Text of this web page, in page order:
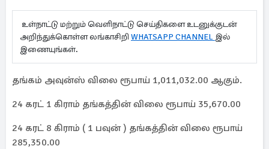
உள்நாட்டு மற்றும் வெளிநாட்டு செய்திகளை உடனுக்குடன்
அறிந்துக்கொள்ள லங்காசிறி WHATSAPP CHANNEL இல்
இணையுங்கள்.
தங்கம் அவுன்ஸ் விலை ரூபாய் 1,011,032.00 ஆகும்.
24 கரட் 1 கிராம் தங்கத்தின் விலை ரூபாய் 35,670.00
24 கரட் 8 கிராம் ( 1 பவுன் ) தங்கத்தின் விலை ரூபாய்
285,350.00